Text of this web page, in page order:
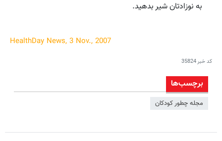
به نوزادتان شیر بدهید.
HealthDay News, 3 Nov., 2007
کد خبر35824
برچسب‌ها
مجله چطور کودکان